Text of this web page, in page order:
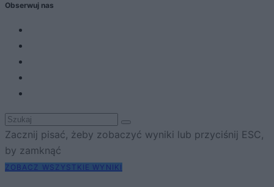
Obserwuj nas
Zacznij pisać, żeby zobaczyć wyniki lub przyciśnij ESC,
by zamknąć
ZOBACZ WSZYSTKIE WYNIKI